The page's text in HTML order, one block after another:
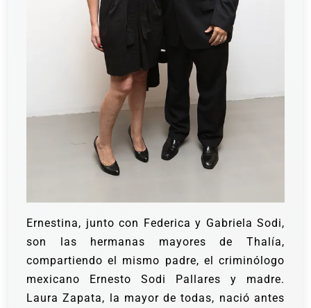
Ernestina, junto con Federica y Gabriela Sodi,
son las hermanas mayores de Thalía,
compartiendo el mismo padre, el criminólogo
mexicano Ernesto Sodi Pallares y madre.
Laura Zapata, la mayor de todas, nació antes